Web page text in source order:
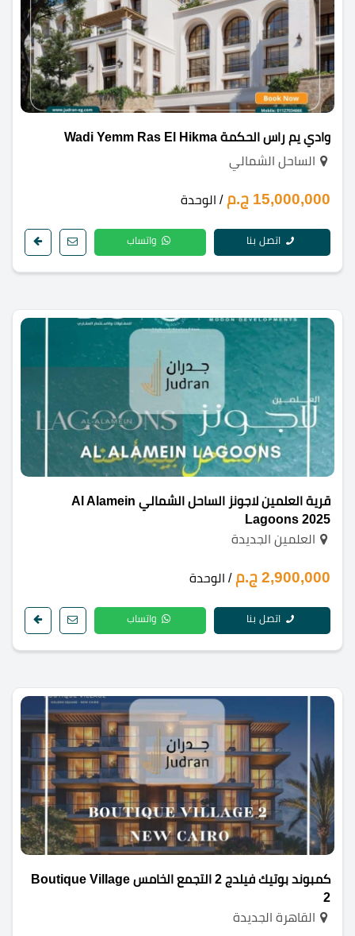
وادي يم راس الحكمة Wadi Yemm Ras El Hikma
الساحل الشمالي
15,000,000 ج.م / الوحدة
اتصل بنا واتساب
قرية العلمين لاجونز الساحل الشمالي Al Alamein
Lagoons 2025
العلمين الجديدة
2,900,000 ج.م / الوحدة
اتصل بنا واتساب
كمبوند بوتيك فيلدج 2 التجمع الخامس Boutique Village
2
القاهرة الجديدة